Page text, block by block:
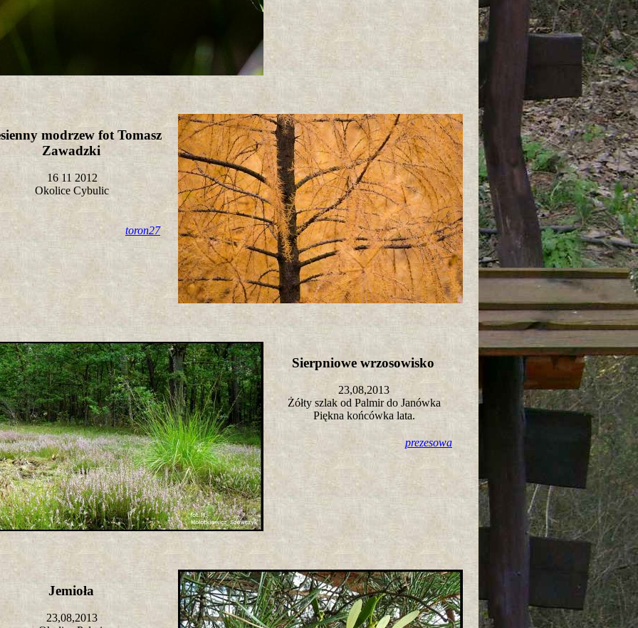
modrzew fot Tomasz
Zawadzki
16 11 2012
Okolice Cybulic
toron27
Sierpniowe wrzosowisko
23,08,2013
Żółty szlak od Palmir do Janówka
Piękna końcówka lata.
prezesowa
Jemioła
23,08,2013